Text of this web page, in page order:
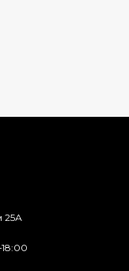
25А